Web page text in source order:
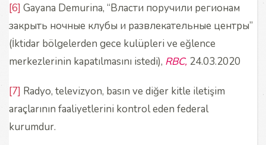
[6] Gayana Demurina, “Власти поручили регионам
закрыть ночные клубы и развлекательные центры”
(İktidar bölgelerden gece kulüpleri ve eğlence
merkezlerinin kapatılmasını istedi), RBC, 24.03.2020
[7] Radyo, televizyon, basın ve diğer kitle iletişim
araçlarının faaliyetlerini kontrol eden federal
kurumdur.